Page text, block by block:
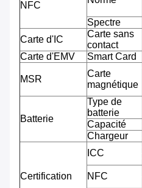
NFC
Spectre
Carte d'IC
Carte sans
contact
Carte d'EMV
Smart Card
MSR
Carte
magnétique
Batterie
Type de
batterie
Capacité
Chargeur
Certification
ICC
NFC